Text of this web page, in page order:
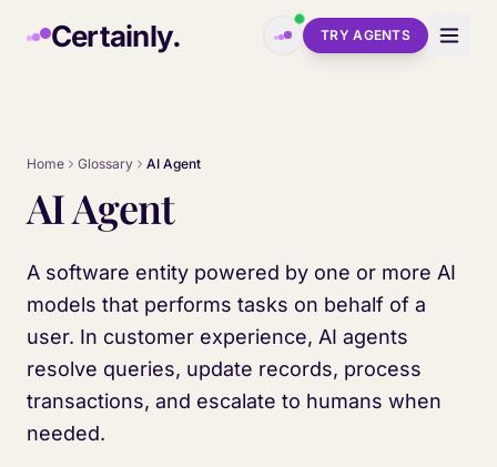
Certainly. TRY AGENTS
Home Glossary AI Agent
AI Agent
A software entity powered by one or more AI
models that performs tasks on behalf of a
user. In customer experience, AI agents
resolve queries, update records, process
transactions, and escalate to humans when
needed.